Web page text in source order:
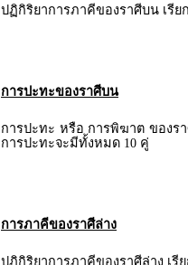
ปฏิกิริยาการภาคีของราศีบน เรีย
การปะทะของราศีบน
การปะทะ หรือ การพิฆาต ของร
การปะทะจะมีทั้งหมด 10 คู่
การภาคีของราศีล่าง
ปฏิกิริยาการภาคีของราศีล่าง เรี